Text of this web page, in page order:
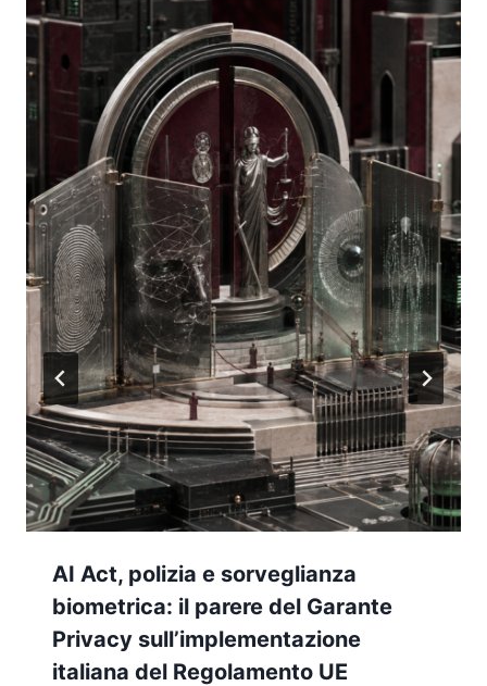
AI Act, polizia e sorveglianza
biometrica: il parere del Garante
Privacy sull’implementazione
italiana del Regolamento UE